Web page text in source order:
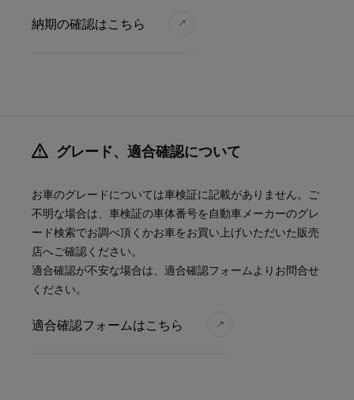
納期の確認はこちら
グレード、適合確認について
お車のグレードについては車検証に記載がありません。ご
不明な場合は、車検証の車体番号を自動車メーカーのグレ
ード検索でお調べ頂くかお車をお買い上げいただいた販売
店へご確認ください。
適合確認が不安な場合は、適合確認フォームよりお問合せ
ください。
適合確認フォームはこちら